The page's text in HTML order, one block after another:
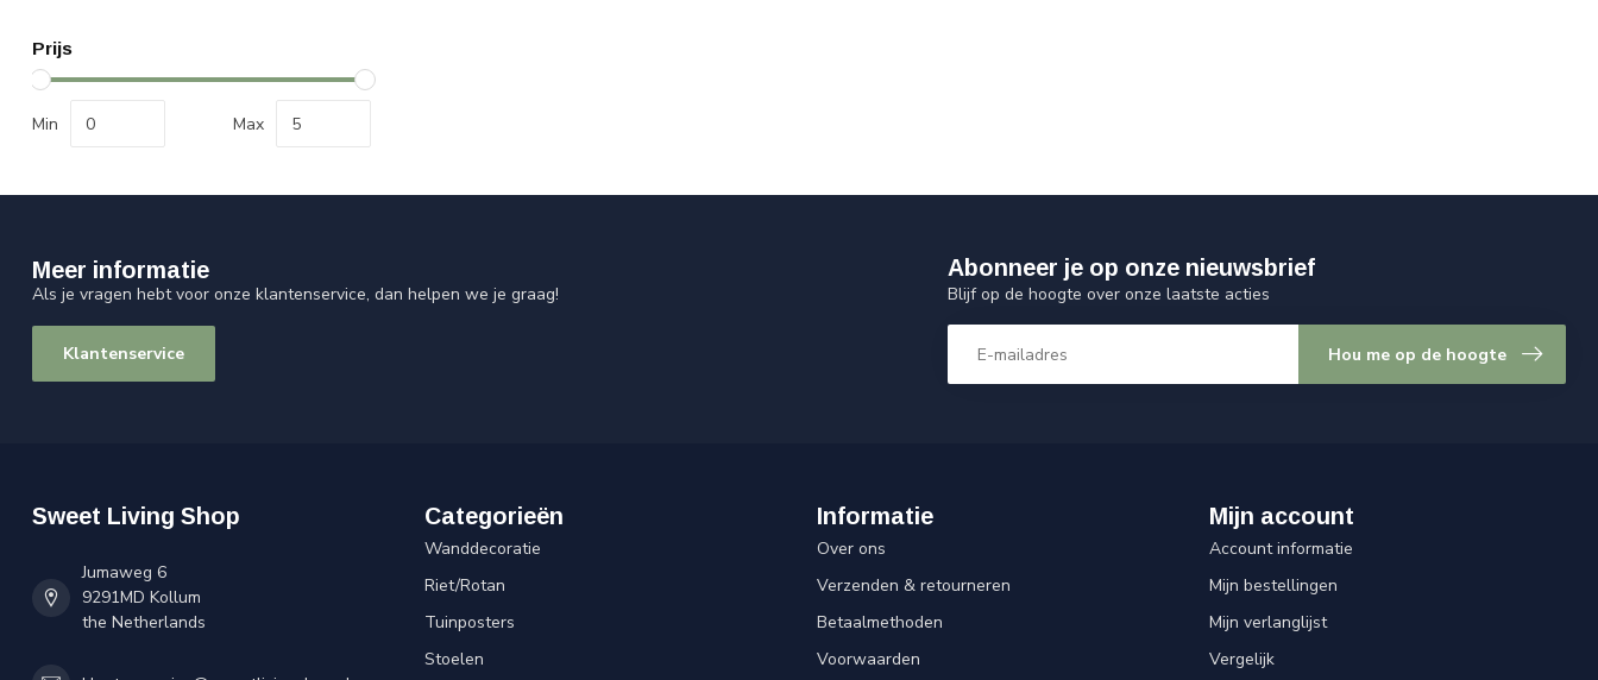
Prijs
Min Max
Meer informatie
Als je vragen hebt voor onze klantenservice, dan helpen we je graag!
Klantenservice
Abonneer je op onze nieuwsbrief
Blijf op de hoogte over onze laatste acties
Hou me op de hoogte
Sweet Living Shop
Jumaweg 6
9291MD Kollum
the Netherlands
Categorieën
Wanddecoratie
Riet/Rotan
Tuinposters
Stoelen
Informatie
Over ons
Verzenden & retourneren
Betaalmethoden
Voorwaarden
Mijn account
Account informatie
Mijn bestellingen
Mijn verlanglijst
Vergelijk